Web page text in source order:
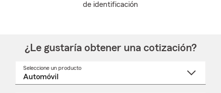
de identificación
¿Le gustaría obtener una cotización?
Seleccione un producto